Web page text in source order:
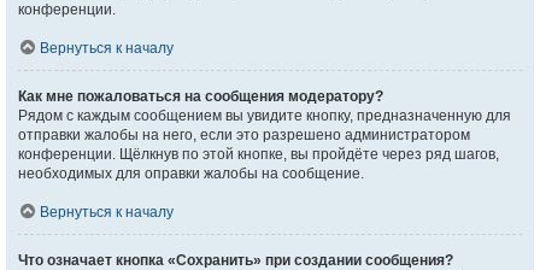
конференции.
Вернуться к началу
Как мне пожаловаться на сообщения модератору?
Рядом с каждым сообщением вы увидите кнопку, предназначенную для
отправки жалобы на него, если это разрешено администратором
конференции. Щёлкнув по этой кнопке, вы пройдёте через ряд шагов,
необходимых для оправки жалобы на сообщение.
Вернуться к началу
Что означает кнопка «Сохранить» при создании сообщения?